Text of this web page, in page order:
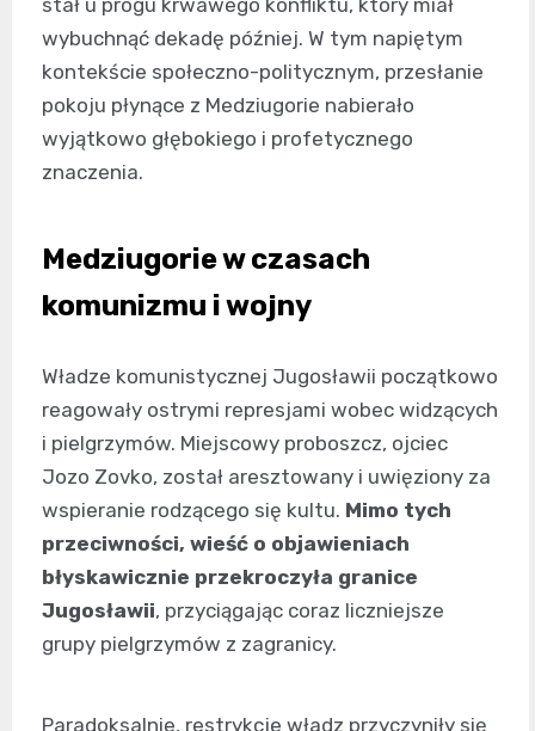
stał u progu krwawego konfliktu, który miał
wybuchnąć dekadę później. W tym napiętym
kontekście społeczno-politycznym, przesłanie
pokoju płynące z Medziugorie nabierało
wyjątkowo głębokiego i profetycznego
znaczenia.
Medziugorie w czasach
komunizmu i wojny
Władze komunistycznej Jugosławii początkowo
reagowały ostrymi represjami wobec widzących
i pielgrzymów. Miejscowy proboszcz, ojciec
Jozo Zovko, został aresztowany i uwięziony za
wspieranie rodzącego się kultu. Mimo tych
przeciwności, wieść o objawieniach
błyskawicznie przekroczyła granice
Jugosławii, przyciągając coraz liczniejsze
grupy pielgrzymów z zagranicy.
Paradoksalnie, restrykcje władz przyczyniły się